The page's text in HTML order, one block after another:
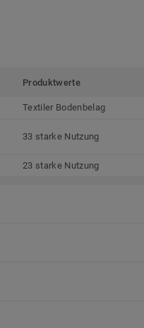
Produktwerte
Textiler Bodenbelag
33 starke Nutzung
23 starke Nutzung